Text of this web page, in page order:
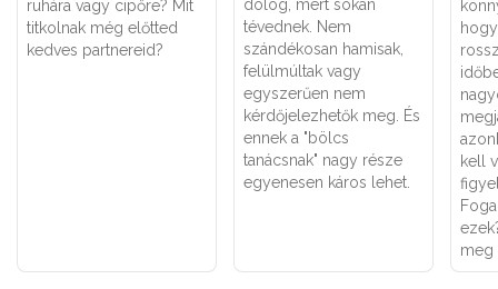
ruhára vagy cipőre? Mit
titkolnak még előtted
kedves partnereid?
dolog, mert sokan
tévednek. Nem
szándékosan hamisak,
felülmúltak vagy
egyszerűen nem
kérdőjelezhetők meg. És
ennek a "bölcs
tanácsnak" nagy része
egyenesen káros lehet.
kell
meg